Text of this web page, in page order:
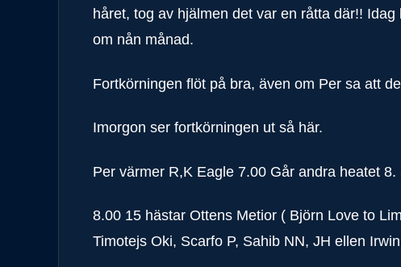
håret, tog av hjälmen det var en råtta där!!
om nån månad.
Fortkörningen flöt på bra, även om Per sa att
Imorgon ser fortkörningen ut så här.
Per värmer R,K Eagle 7.00 Går andra heatet
8.00 15 hästar Ottens Metior ( Björn Love to
Timotejs Oki, Scarfo P, Sahib NN, JH ellen